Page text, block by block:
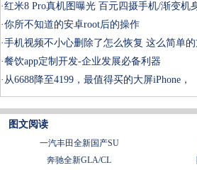
·红米8 Pro真机图曝光 百元四摄手机/渐变机
·你所不知道的安卓root后的操作
·手机视频不小心删除了怎么恢复 这么简单
·餐饮app定制开发-企业发展必备利器
· 从6688降至4199，最值得买的大屏iPhone，
图文阅读
一汽丰田全新国产SU
奔驰全新GLA/CL